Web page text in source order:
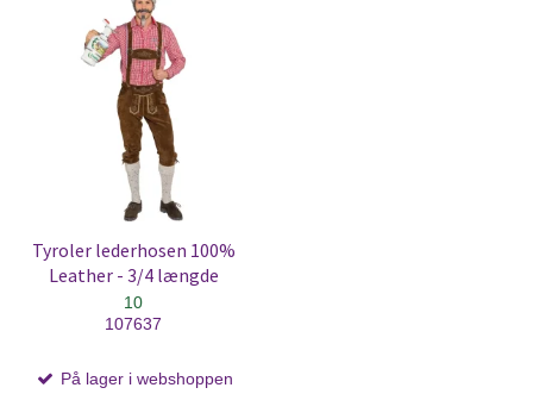
Tyroler lederhosen 100%
Leather - 3/4 længde
10
107637
På lager i webshoppen